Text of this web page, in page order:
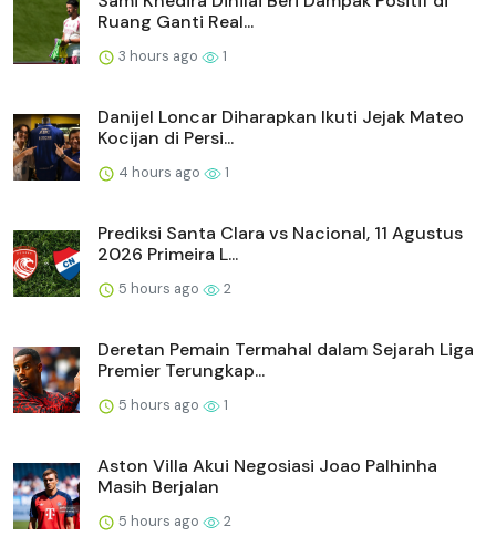
Ruang Ganti Real...
3 hours ago 1
Danijel Loncar Diharapkan Ikuti Jejak Mateo
Kocijan di Persi...
4 hours ago 1
Prediksi Santa Clara vs Nacional, 11 Agustus
2026 Primeira L...
5 hours ago 2
Deretan Pemain Termahal dalam Sejarah Liga
Premier Terungkap...
5 hours ago 1
Aston Villa Akui Negosiasi Joao Palhinha
Masih Berjalan
5 hours ago 2